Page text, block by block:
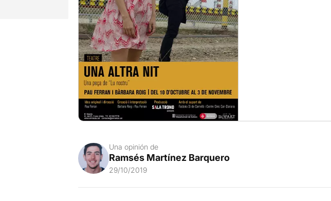
Una opinión de
Ramsés Martínez Barquero
29/10/2019